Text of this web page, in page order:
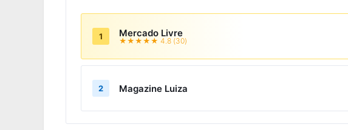
1 Mercado Livre
★★★★★ 4.8 (30)
2 Magazine Luiza